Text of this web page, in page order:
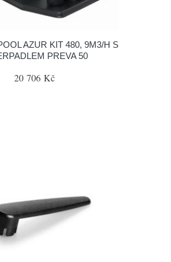
AZUR KIT 480, 9M3/H S
PREVA 50
20 706 Kč